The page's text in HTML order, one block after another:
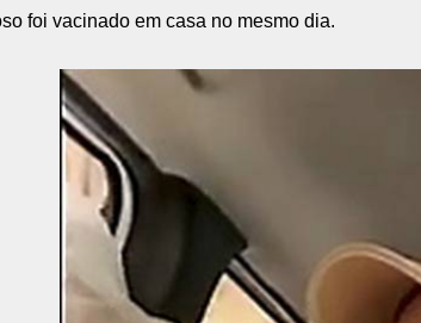
foi vacinado em casa no mesmo dia.